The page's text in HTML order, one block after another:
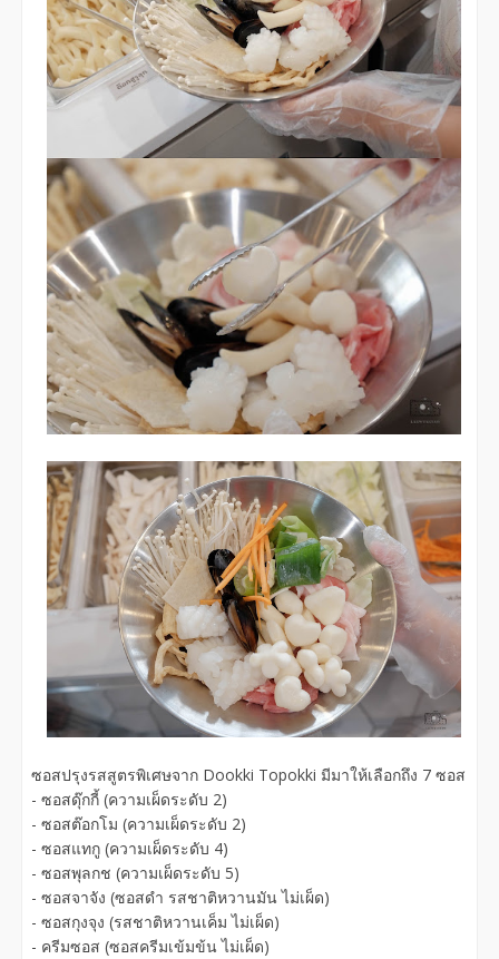
ซอสปรุงรสสูตรพิเศษจาก Dookki Topokki มีมาให้เลือกถึง 7 ซอส
- ซอสดุ๊กกี้ (ความเผ็ดระดับ 2)
- ซอสต๊อกโม (ความเผ็ดระดับ 2)
- ซอสแทกู (ความเผ็ดระดับ 4)
- ซอสพุลกช (ความเผ็ดระดับ 5)
- ซอสจาจัง (ซอสดำ รสชาติหวานมัน ไม่เผ็ด)
- ซอสกุงจุง (รสชาติหวานเค็ม ไม่เผ็ด)
- ครีมซอส (ซอสครีมเข้มข้น ไม่เผ็ด)